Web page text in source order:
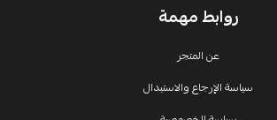
روابط مهمة
عن المتجر
سياسة الإرجاع والاستبدال